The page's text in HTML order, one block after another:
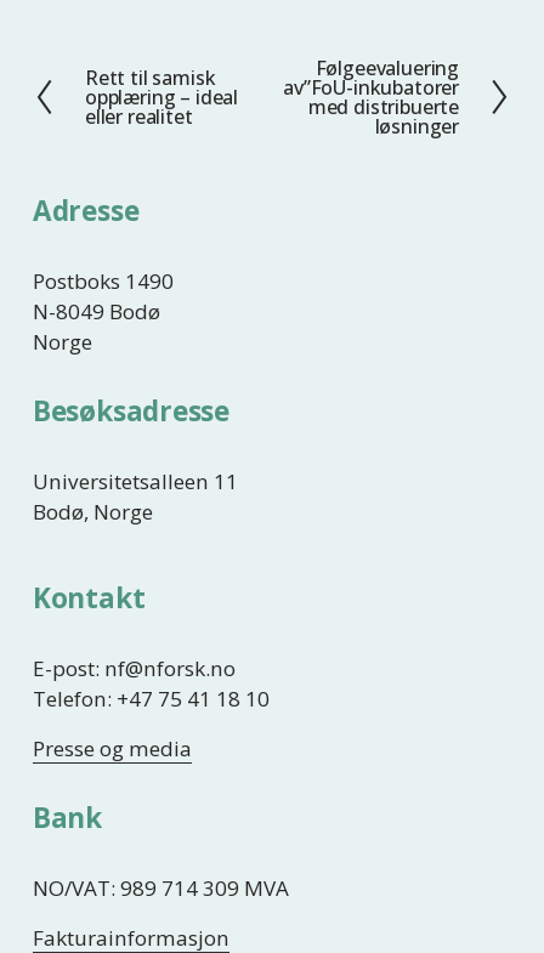
F
o
i
Rett til samisk
opplæring – ideal
eller realitet
Følgeevaluering
av”FoU-inkubatorer
med distribuerte
løsninger
Adresse
Postboks 1490
N-8049 Bodø
Norge
Besøksadresse
Universitetsalleen 11
Bodø, Norge
Kontakt
E-post: nf@nforsk.no
Telefon: +47 75 41 18 10
Presse og media
Bank
NO/VAT: 989 714 309 MVA
Fakturainformasjon